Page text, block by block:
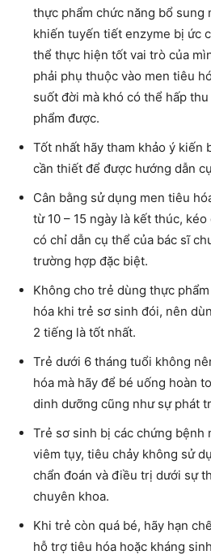
thực phẩm chức năng bổ sung
khiến tuyến tiết enzyme bị ức
thể thực hiện tốt vai trò của
phải phụ thuộc vào men tiêu
suốt đời mà khó có thể hấp
phẩm được.
Tốt nhất hãy tham khảo ý kiến
cần thiết để được hướng dẫn
Cân bằng sử dụng men tiêu
từ 10 – 15 ngày là kết thúc,
có chỉ dẫn cụ thể của bác sĩ
trường hợp đặc biệt.
Không cho trẻ dùng thực
hóa khi trẻ sơ sinh đói, nên
2 tiếng là tốt nhất.
Trẻ dưới 6 tháng tuổi không
hóa mà hãy để bé uống hoàn
dinh dưỡng cũng như sự phát
Trẻ sơ sinh bị các chứng bệnh
viêm tụy, tiêu chảy không sử
chẩn đoán và điều trị dưới sự
chuyên khoa.
Khi trẻ còn quá bé, hãy hạn
hỗ trợ tiêu hóa hoặc kháng